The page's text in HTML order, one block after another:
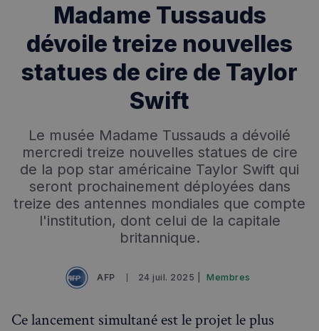
Madame Tussauds
dévoile treize nouvelles
statues de cire de Taylor
Swift
Le musée Madame Tussauds a dévoilé
mercredi treize nouvelles statues de cire
de la pop star américaine Taylor Swift qui
seront prochainement déployées dans
treize des antennes mondiales que compte
l'institution, dont celui de la capitale
britannique.
AFP 24 juil. 2025 | Membres
Ce lancement simultané est le projet le plus